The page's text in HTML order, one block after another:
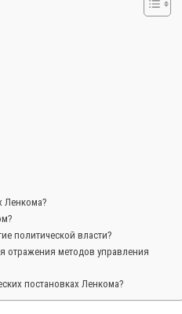
Ленкома?
политической власти?
отражения методов управления
постановках Ленкома?